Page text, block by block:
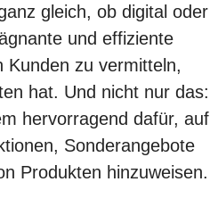
gleich, ob digital oder
und effiziente
Kunden zu vermitteln,
hat. Und nicht nur das:
hervorragend dafür, auf
Sonderangebote
Produkten hinzuweisen.